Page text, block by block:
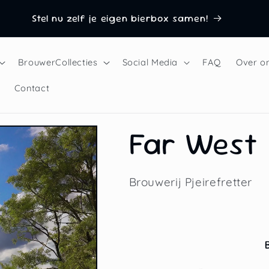
Stel nu zelf je eigen bierbox samen!
BrouwerCollecties Social Media FAQ Over
Contact
Far West
Brouwerij Pjeirefretter